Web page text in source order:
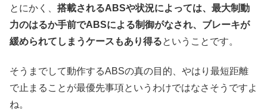
とにかく、 搭載されるABSや状況によっては、最大制動
力のはるか手前でABSによる制御がなされ、ブレーキが
緩められてしまうケースもあり得るということです。
そうまでして動作するABSの真の目的、やはり最短距離
で止まることが最優先事項というわけではなさそうですよ
ね。